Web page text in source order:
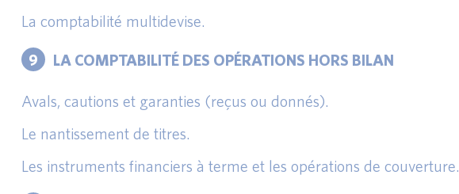
La comptabilité multidevise.
9 LA COMPTABILITÉ DES OPÉRATIONS HORS BILAN
Avals, cautions et garanties (reçus ou donnés).
Le nantissement de titres.
Les instruments financiers à terme et les opérations de couverture.